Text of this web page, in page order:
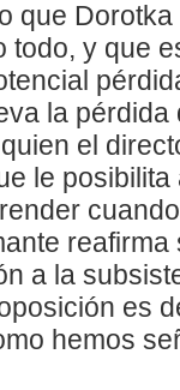
que
todo, y que
la pérdida
el
le
reafirma
a la
es
hemos